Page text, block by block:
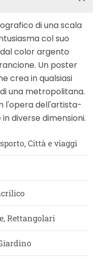
di una scala
col suo
color argento
Un poster
crea in qualsiasi
una metropolitana.
l'opera dell'artista-
diverse dimensioni.
Città e viaggi
Rettangolari